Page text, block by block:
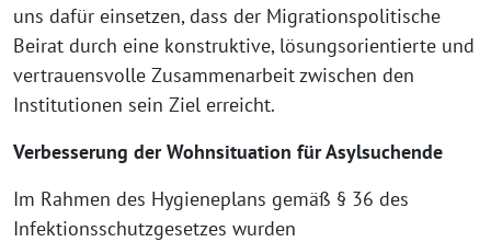
uns dafür einsetzen, dass der Migrationspolitische
Beirat durch eine konstruktive, lösungsorientierte und
vertrauensvolle Zusammenarbeit zwischen den
Institutionen sein Ziel erreicht.
Verbesserung der Wohnsituation für Asylsuchende
Im Rahmen des Hygieneplans gemäß § 36 des
Infektionsschutzgesetzes wurden